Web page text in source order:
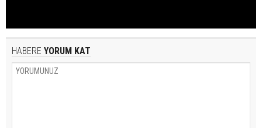
HABERE YORUM KAT